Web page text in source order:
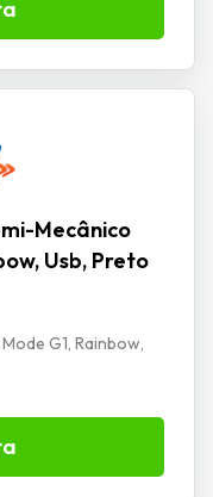
Mecânico
Usb, Preto
G1, Rainbow,